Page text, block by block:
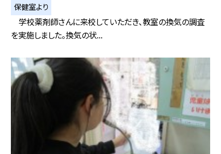
保健室より
学校薬剤師さんに来校していただき、教室の換気の調査
を実施しました。換気の状...